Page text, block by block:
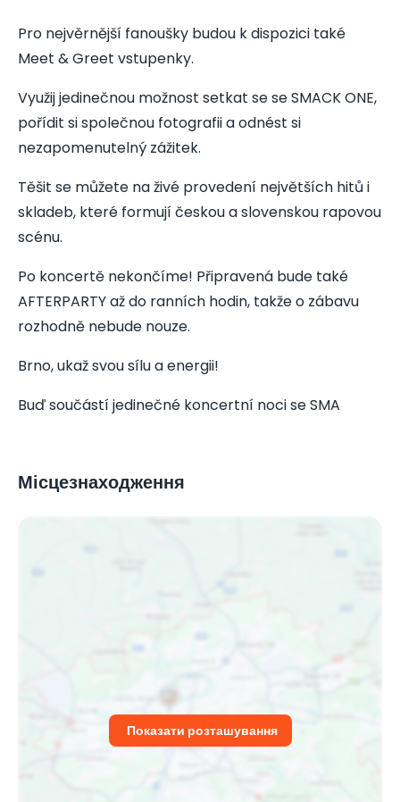
Pro nejvěrnější fanoušky budou k dispozici také
Meet & Greet vstupenky.
Využij jedinečnou možnost setkat se se SMACK ONE,
pořídit si společnou fotografii a odnést si
nezapomenutelný zážitek.
Těšit se můžete na živé provedení největších hitů i
skladeb, které formují českou a slovenskou rapovou
scénu.
Po koncertě nekončíme! Připravená bude také
AFTERPARTY až do ranních hodin, takže o zábavu
rozhodně nebude nouze.
Brno, ukaž svou sílu a energii!
Buď součástí jedinečné koncertní noci se SMA
Місцезнаходження
Показати розташування